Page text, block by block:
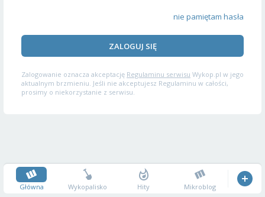
nie pamiętam hasła
ZALOGUJ SIĘ
Zalogowanie oznacza akceptację Regulaminu serwisu Wykop.pl w jego
aktualnym brzmieniu. Jeśli nie akceptujesz Regulaminu w całości,
prosimy o niekorzystanie z serwisu.
Główna Wykopalisko Hity Mikroblog